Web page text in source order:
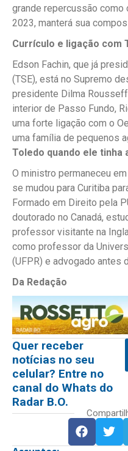
grande repercussão
2023, manterá sua
Currículo e ligação com
Edson Fachin, que já
(TSE), está no Supremo
presidente Dilma
interior de Passo Fundo,
uma forte ligação com o
uma família de pequenos
Toledo quando ele tinha
O ministro permaneceu
se mudou para Curitiba
Formado em Direito pela
doutorado no Canadá,
professor visitante na
como professor da
(UFPR) e advogado antes
Da Redação
Quer receber
notícias no seu
celular? Entre no
canal do Whats do
Radar B.O.